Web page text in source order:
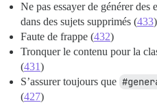
Ne pas essayer de générer des
dans des sujets supprimés (433)
Faute de frappe (432)
Tronquer le contenu pour la
(431)
S’assurer toujours que
(427)